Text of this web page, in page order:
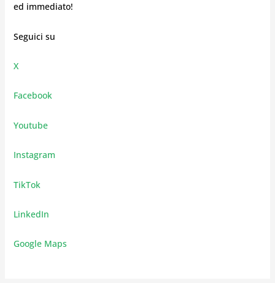
ed immediato!
Seguici su
X
Facebook
Youtube
Instagram
TikTok
LinkedIn
Google Maps